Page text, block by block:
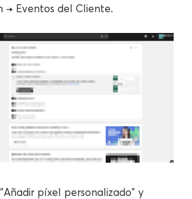
→ Eventos del Cliente.
píxel personalizado" y